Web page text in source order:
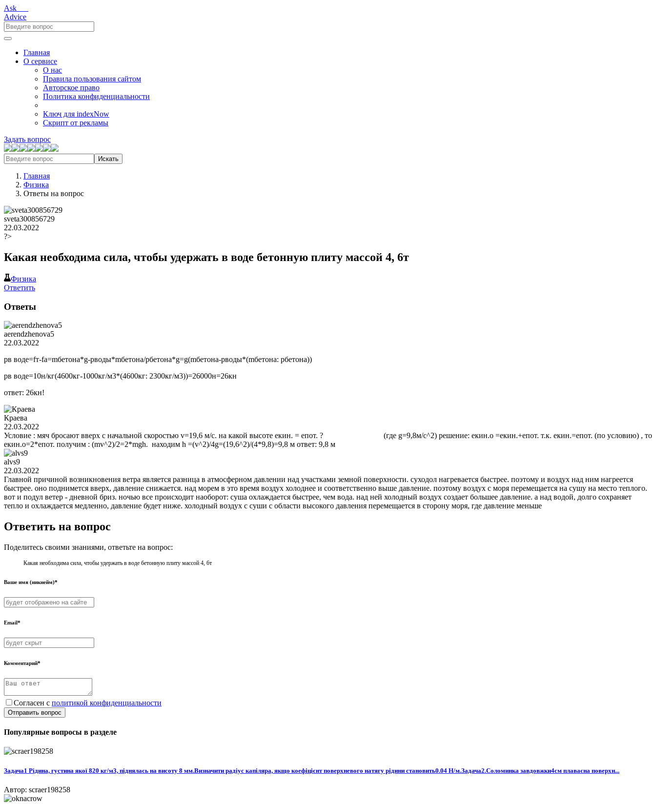
Ask___
Advice
Главная
О сервисе
О нас
Правила пользования сайтом
Авторское право
Политика конфиденциальности
Ключ для indexNow
Скрипт от рекламы
Задать вопрос
Искать
Главная
Физика
Ответы на вопрос
sveta300856729
22.03.2022
?>
Какая необходима сила, чтобы удержать в воде бетонную плиту массой 4, 6т
Физика
Ответить
Ответы
aerendzhenova5
22.03.2022
рв воде=fт-fa=mбетона*g-рводы*mбетона/рбетона*g=g(mбетона-рводы*(mбетона: рбетона))
рв воде=10н/кг(4600кг-1000кг/м3*(4600кг: 2300кг/м3))=26000н=26кн
ответ: 26кн!
Краева
22.03.2022
Условие : мяч бросают вверх с начальной скоростью v=19,6 м/с. на какой высоте екин. = епот. ? (где g=9,8м/с^2) решение: екин.о =екин.+епот. т.к. екин.=епот. (по условию) , то
екин.о=2*епот. получим : (mv^2)/2=2*mgh. находим h =(v^2)/4g=(19,6^2)/(4*9,8)=9,8 м ответ: 9,8 м
alvs9
22.03.2022
Главной причиной возникновения ветра является разница в атмосферном давлении над участками земной поверхности. суходол нагревается быстрее. поэтому и воздух над ним нагреется
быстрее. оно поднимется вверх, давление снижается. над морем в это время воздух холоднее и соответственно выше давление. поэтому воздух с моря перемещается на сушу на место теплого.
вот и подул ветер - дневной бриз. ночью все происходит наоборот: суша охлаждается быстрее, чем вода. над ней холодный воздух создает большее давление. а над водой, долго сохраняет
тепло и охлаждается медленно, давление будет ниже. холодный воздух с суши с области высокого давления перемещается в сторону моря, где давление меньше
Ответить на вопрос
Поделитесь своими знаниями, ответьте на вопрос:
Какая необходима сила, чтобы удержать в воде бетонную плиту массой 4, 6т
Ваше имя (никнейм)*
Email*
Комментарий*
Согласен с политикой конфиденциальности
Отправить вопрос
Популярные вопросы в разделе
Задача1 Рідина, густина якої 820 кг/м3, піднялась на висоту 8 мм.Визначити радіус капіляра, якщо коефіцієнт поверхневого натягу рідини становить0.04 Н/м.Задача2.Соломинка завдовжки4см плаваєна поверхн...
Автор: scraer198258